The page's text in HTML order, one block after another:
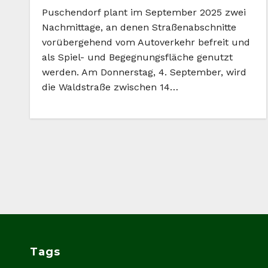
Puschendorf plant im September 2025 zwei
Nachmittage, an denen Straßenabschnitte
vorübergehend vom Autoverkehr befreit und
als Spiel- und Begegnungsfläche genutzt
werden. Am Donnerstag, 4. September, wird
die Waldstraße zwischen 14…
Tags